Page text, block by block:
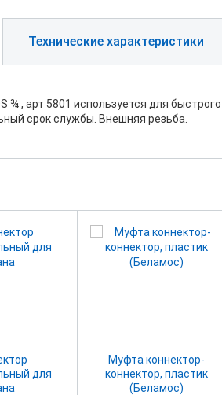
Технические характеристики
¾ , арт 5801 используется для
срок службы. Внешняя резьба.
для
Муфта коннектор-
коннектор, пластик
(Беламос)